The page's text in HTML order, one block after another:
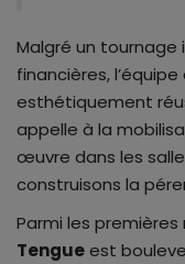
Malgré un
financières,
esthétiquement
appelle à la
œuvre dans les
construisons la
Parmi les
Tengueest